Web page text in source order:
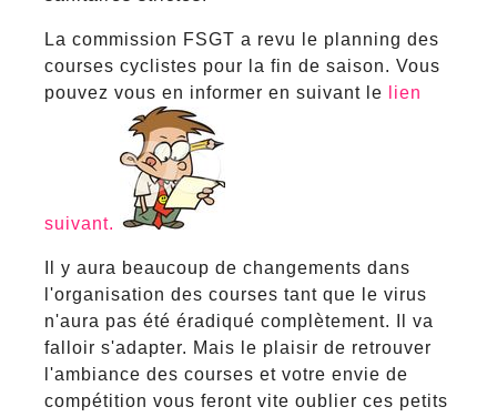
La commission FSGT a revu le planning des
courses cyclistes pour la fin de saison. Vous
pouvez vous en informer en suivant le
lien
suivant.
Il y aura beaucoup de changements dans
l'organisation des courses tant que le virus
n'aura pas été éradiqué complètement. Il va
falloir s'adapter. Mais le plaisir de retrouver
l'ambiance des courses et votre envie de
compétition vous feront vite oublier ces petits